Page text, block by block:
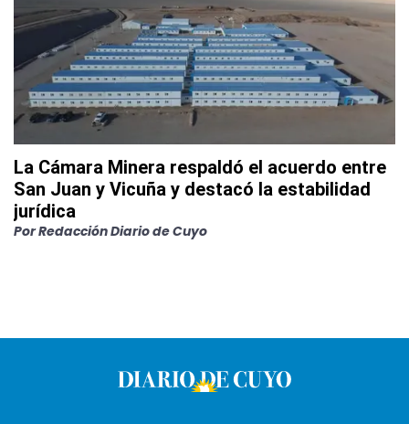
La Cámara Minera respaldó el acuerdo entre
San Juan y Vicuña y destacó la estabilidad
jurídica
PorRedacción Diario de Cuyo